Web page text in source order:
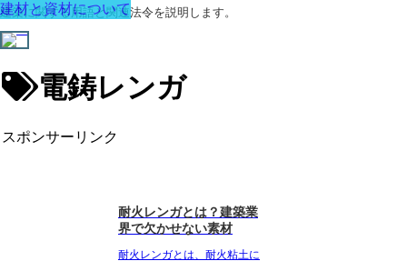
建築に関する用語と関連法令を説明します。
電鋳レンガ
スポンサーリンク
建材と資材について
耐火レンガとは？建築業
界で欠かせない素材
耐火レンガとは、耐火粘土に